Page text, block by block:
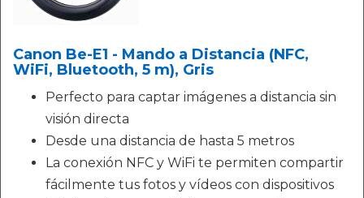
Canon Be-E1 - Mando a Distancia (NFC,
WiFi, Bluetooth, 5 m), Gris
Perfecto para captar imágenes a distancia sin
visión directa
Desde una distancia de hasta 5 metros
La conexión NFC y WiFi te permiten compartir
fácilmente tus fotos y vídeos con dispositivos